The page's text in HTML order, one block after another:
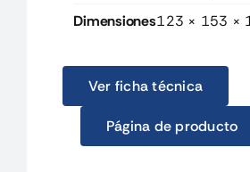
Dimensiones123 × 153 ×
Ver ficha técnica
Página de producto